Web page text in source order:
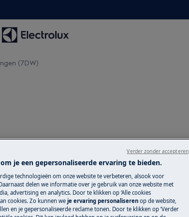
(7DW)
zijn twee
je een gepersonaliseerde ervaring te bieden.
technologieën om onze website te verbeteren, alsook voor
delen we informatie over je gebruik van onze website met
advertising en analytics. Door te klikken op ‘Alle cookies
cookies. Zo kunnen weje ervaring personaliseren op de website,
en je gepersonaliseerde reclame tonen. Door te klikken op ‘Verder
Verder zonder accepteren